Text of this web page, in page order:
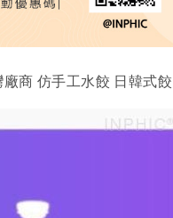
商 仿手工水餃 日韓式